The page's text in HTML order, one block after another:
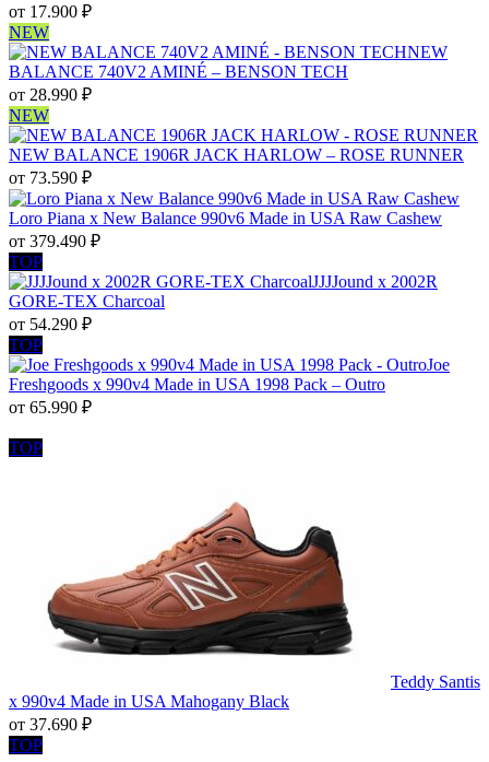
от 17.900 ₽
NEW
NEW
BALANCE 740V2 AMINÉ – BENSON TECH
от 28.990 ₽
NEW
NEW BALANCE 1906R JACK HARLOW – ROSE RUNNER
от 73.590 ₽
Loro Piana x New Balance 990v6 Made in USA Raw Cashew
от 379.490 ₽
TOP
JJJJound x 2002R
GORE-TEX Charcoal
от 54.290 ₽
TOP
Joe
Freshgoods x 990v4 Made in USA 1998 Pack – Outro
от 65.990 ₽
TOP
Teddy Santis
x 990v4 Made in USA Mahogany Black
от 37.690 ₽
TOP